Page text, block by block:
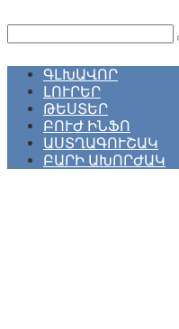
контенту
ԳԼԽԱՎՈՐ
ԼՈՒՐԵՐ
ԹԵՍՏԵՐ
ԲՈՒԺ ԻՆՖՈ
ԱՍՏՂԱԳՈՒՇԱԿ
ԲԱՐԻ ԱԽՈՐԺԱԿ